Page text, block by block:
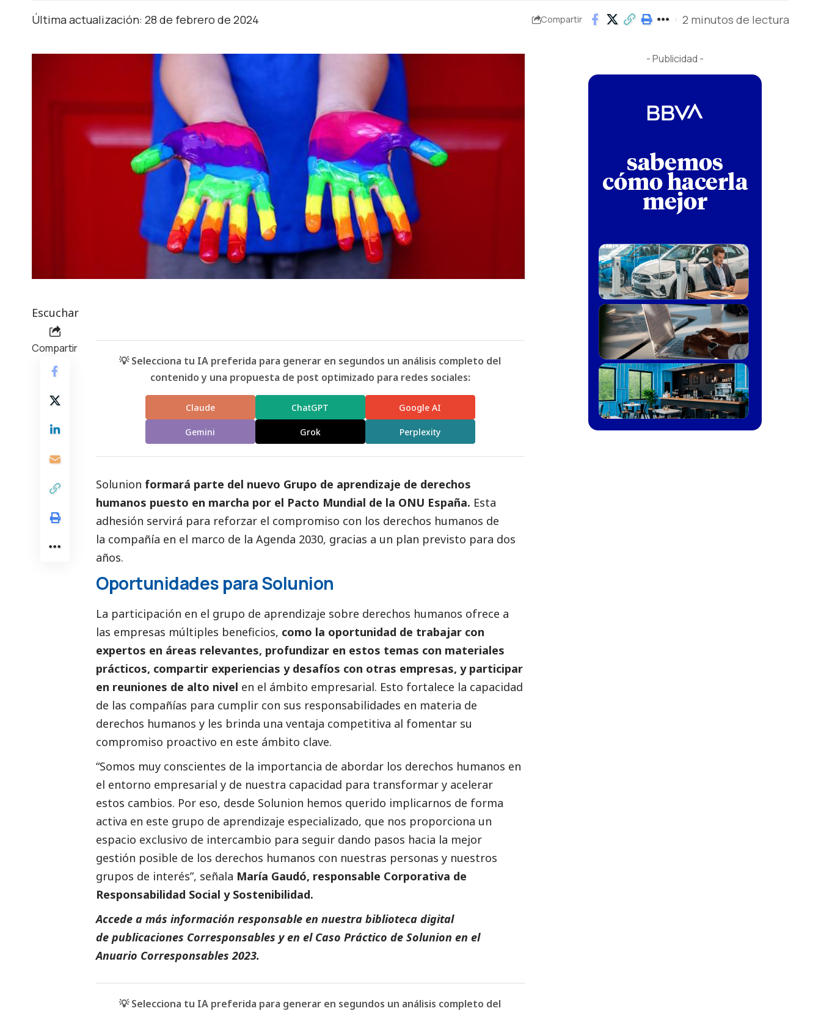
Última actualización: 28 de febrero de 2024 Compartir 2 minutos de lectura
Escuchar
Compartir
💡 Selecciona tu IA preferida para generar en segundos un análisis completo del
contenido y una propuesta de post optimizado para redes sociales:
Claude ChatGPT Google AI
Gemini Grok Perplexity
Solunion formará parte del nuevo Grupo de aprendizaje de derechos
humanos puesto en marcha por el Pacto Mundial de la ONU España. Esta
adhesión servirá para reforzar el compromiso con los derechos humanos de
la compañía en el marco de la Agenda 2030, gracias a un plan previsto para dos
años.
Oportunidades para Solunion
La participación en el grupo de aprendizaje sobre derechos humanos ofrece a
las empresas múltiples beneficios, como la oportunidad de trabajar con
expertos en áreas relevantes, profundizar en estos temas con materiales
prácticos, compartir experiencias y desafíos con otras empresas, y participar
en reuniones de alto nivel en el ámbito empresarial. Esto fortalece la capacidad
de las compañías para cumplir con sus responsabilidades en materia de
derechos humanos y les brinda una ventaja competitiva al fomentar su
compromiso proactivo en este ámbito clave.
“Somos muy conscientes de la importancia de abordar los derechos humanos en
el entorno empresarial y de nuestra capacidad para transformar y acelerar
estos cambios. Por eso, desde Solunion hemos querido implicarnos de forma
activa en este grupo de aprendizaje especializado, que nos proporciona un
espacio exclusivo de intercambio para seguir dando pasos hacia la mejor
gestión posible de los derechos humanos con nuestras personas y nuestros
grupos de interés”, señala María Gaudó, responsable Corporativa de
Responsabilidad Social y Sostenibilidad.
Accede a más información responsable en nuestra biblioteca digital
de publicaciones Corresponsables y en el Caso Práctico de Solunion en el
Anuario Corresponsables 2023.
💡 Selecciona tu IA preferida para generar en segundos un análisis completo del
- Publicidad -